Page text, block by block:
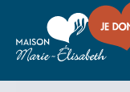
Dons